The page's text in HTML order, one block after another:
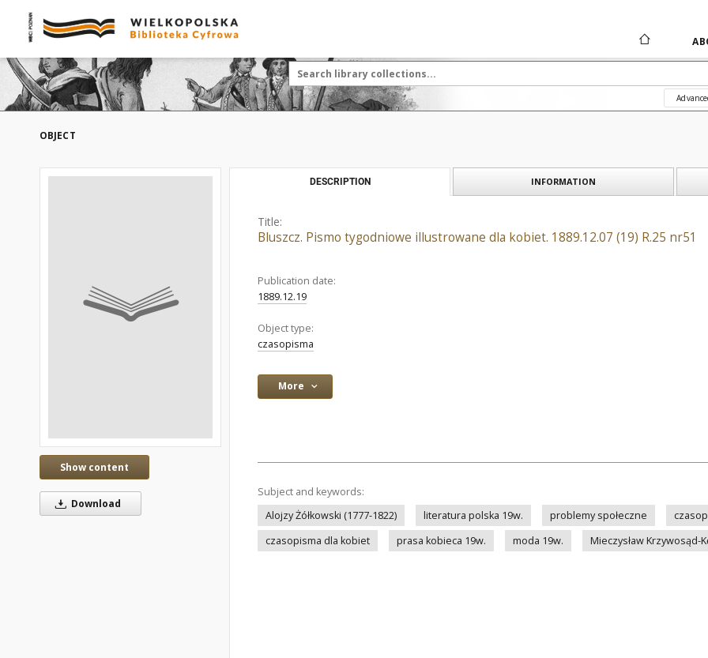
OBJECT
Show content
Download
DESCRIPTION INFORMATION
Title:
Bluszcz. Pismo tygodniowe illustrowane dla kobiet. 1889.12.07 (19) R.25 nr51
Publication date:
1889.12.19
Object type:
czasopisma
More
Subject and keywords:
Alojzy Żółkowski (1777-1822)
literatura polska 19w. problemy społeczne
czasopisma dla kobiet
prasa kobieca 19w. moda 19w. Mieczysław